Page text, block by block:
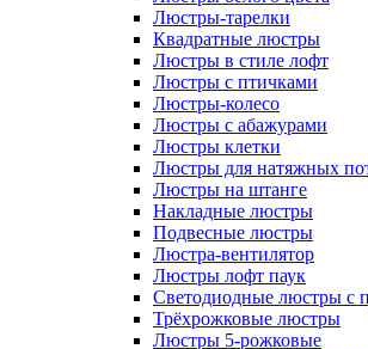
Люстры-тарелки
Квадратные люстры
Люстры в стиле лофт
Люстры с птичками
Люстры-колесо
Люстры с абажурами
Люстры клетки
Люстры для натяжных
Люстры на штанге
Накладные люстры
Подвесные люстры
Люстра-вентилятор
Люстры лофт паук
Светодиодные люстры с
Трёхрожковые люстры
Люстры 5-рожковые